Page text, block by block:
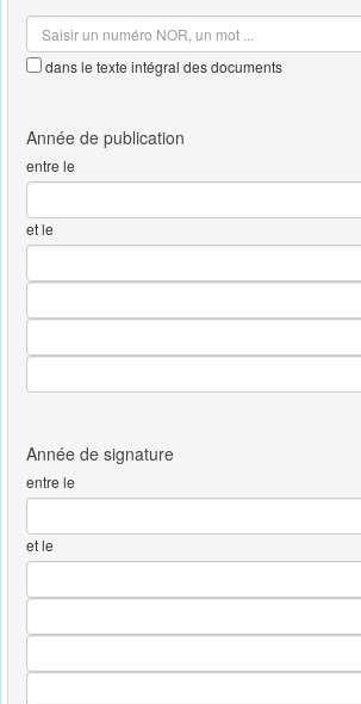
dans le texte intégral des documents
entre le
et le
entre le
et le